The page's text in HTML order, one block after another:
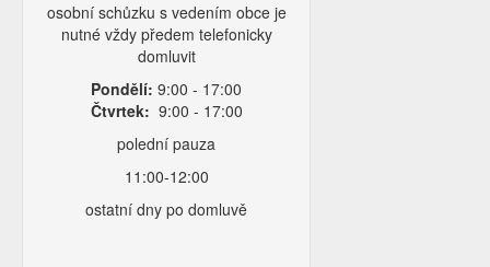
osobní schůzku s vedením obce je
nutné vždy předem telefonicky
domluvit
Pondělí: 9:00 - 17:00
Čtvrtek: 9:00 - 17:00
polední pauza
11:00-12:00
ostatní dny po domluvě